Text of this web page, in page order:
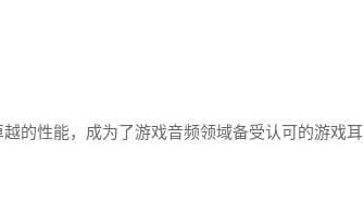
的性能，成为了游戏音频领域备受认可的游戏耳